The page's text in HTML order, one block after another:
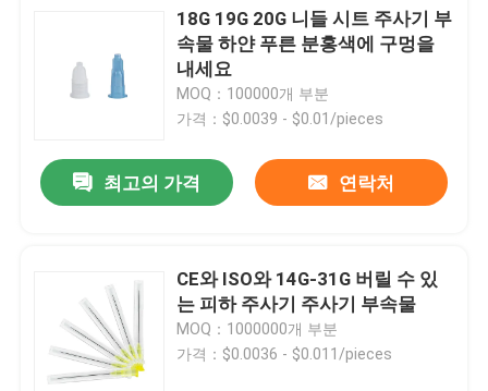
18G 19G 20G 니들 시트 주사기 부
속물 하얀 푸른 분홍색에 구멍을
내세요
MOQ：100000개 부분
가격：$0.0039 - $0.01/pieces
최고의 가격 연락처
CE와 ISO와 14G-31G 버릴 수 있
는 피하 주사기 주사기 부속물
MOQ：1000000개 부분
가격：$0.0036 - $0.011/pieces